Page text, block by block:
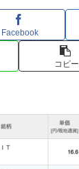
Facebook
コピー